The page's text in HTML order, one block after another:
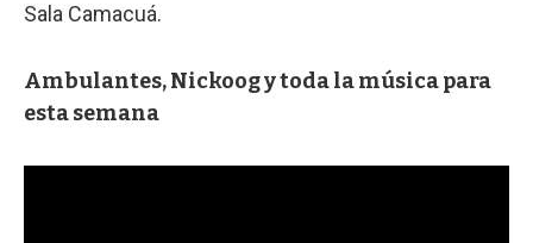
Sala Camacuá.
Ambulantes, Nickoog y toda la música para
esta semana